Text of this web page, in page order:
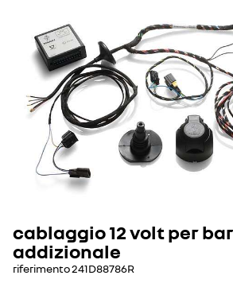
cablaggio 12 volt per
addizionale
riferimento241D88786R